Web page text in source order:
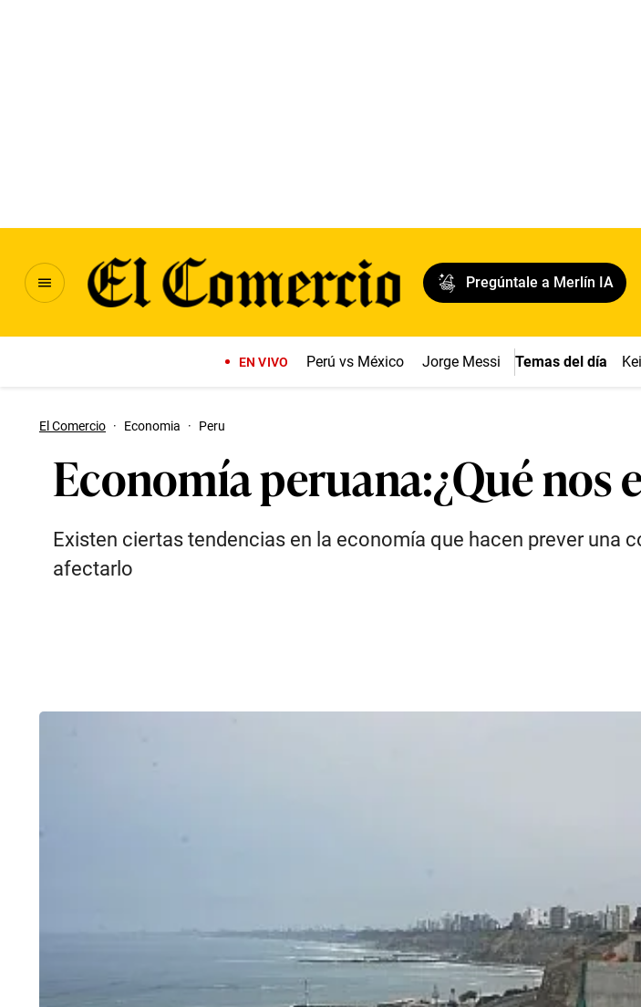
Pregúntale a Merlín IA
EN VIVO Perú vs México Jorge Messi Temas del día
El Comercio · Economia · Peru
Economía peruana:¿Qué nos
Existen ciertas tendencias en la economía que hacen prever una
afectarlo